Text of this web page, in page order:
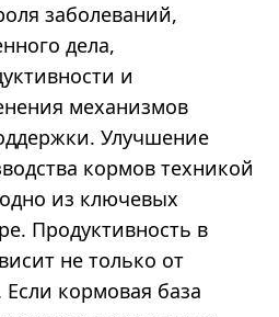
заболеваний,
дела,
и
механизмов
Улучшение
кормов техникой
из ключевых
Продуктивность в
не только от
кормовая база